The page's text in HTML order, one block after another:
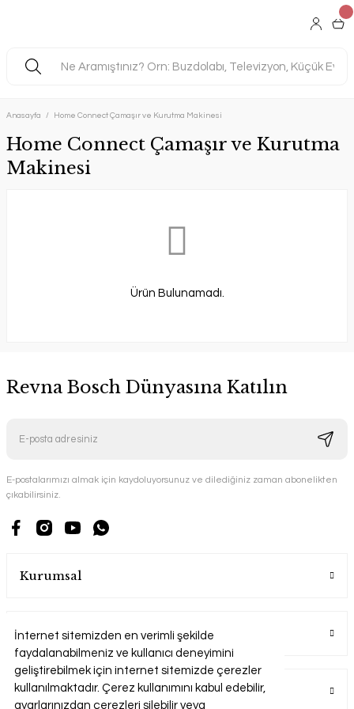
İnternet sitemizden en verimli şekilde
faydalanabilmeniz ve kullanıcı deneyimini
geliştirebilmek için internet sitemizde çerezler
kullanılmaktadır. Çerez kullanımını kabul edebilir,
ayarlarınızdan çerezleri silebilir veya
Anasayfa Home Connect Çamaşır ve Kurutma Makinesi
Home Connect Çamaşır ve Kurutma
Makinesi
Ürün Bulunamadı.
Revna Bosch Dünyasına Katılın
E-postalarımızı almak için kaydoluyorsunuz ve dilediğiniz zaman abonelikten
çıkabilirsiniz.
Kurumsal
Alışveriş
Üyelik